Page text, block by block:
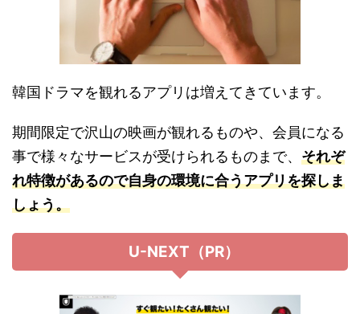
韓国ドラマを観れるアプリは増えてきています。
期間限定で沢山の映画が観れるものや、会員になる
事で様々なサービスが受けられるものまで、 それぞ
れ特徴があるので自身の環境に合うアプリを探しま
しょう。
U-NEXT（PR）